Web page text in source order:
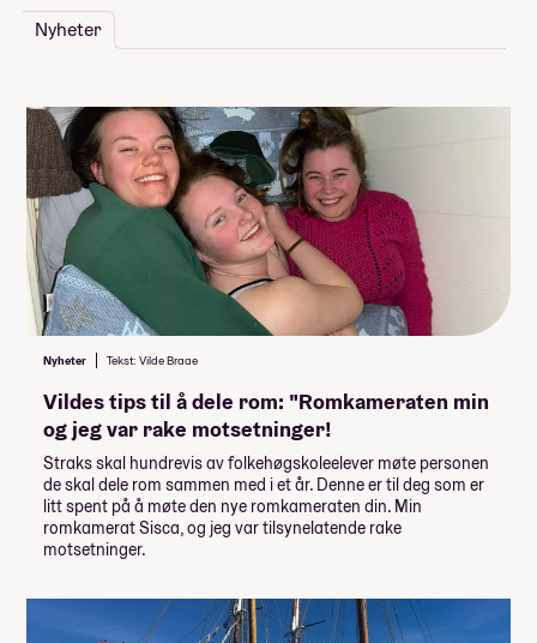
Nyheter
Nyheter Tekst: Vilde Braae
Vildes tips til å dele rom: "Romkameraten min
og jeg var rake motsetninger!
Straks skal hundrevis av folkehøgskoleelever møte personen
de skal dele rom sammen med i et år. Denne er til deg som er
litt spent på å møte den nye romkameraten din. Min
romkamerat Sisca, og jeg var tilsynelatende rake
motsetninger.